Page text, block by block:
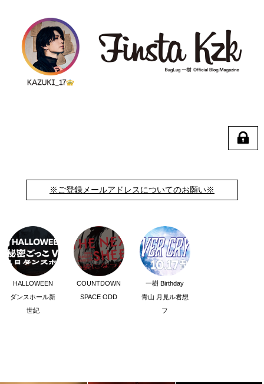
※ご登録メールアドレスについてのお願い※
HALLOWEEN
ダンスホール新
世紀
COUNTDOWN
SPACE ODD
一樹 Birthday
青山 月見ル君想
フ